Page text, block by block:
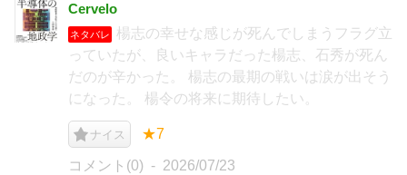
Cervelo
ネタバレ
楊志の幸せな感じが死んでしまうフラグ立
っていたが、良いキャラだった楊志、石秀が死ん
だのが辛かった。 楊志の最期の戦いは涙が出そう
になった。 楊令の将来に期待したい。
ナイス ★7
コメント(0) 2026/07/23